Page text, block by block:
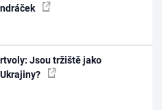
Jsou tržiště jako